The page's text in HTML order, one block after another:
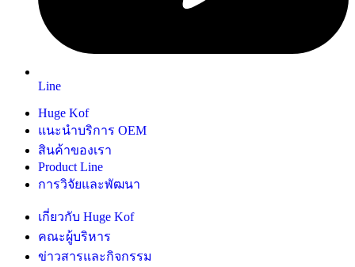
Line
Huge Kof
แนะนำบริการ OEM
สินค้าของเรา
Product Line
การวิจัยและพัฒนา
เกี่ยวกับ Huge Kof
คณะผู้บริหาร
ข่าวสารและกิจกรรม